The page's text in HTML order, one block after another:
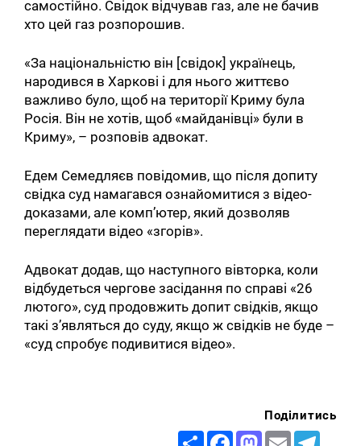
самостійно. Свідок відчував газ, але не бачив
хто цей газ розпорошив.
«За національністю він [свідок] українець,
народився в Харкові і для нього життєво
важливо було, щоб на території Криму була
Росія. Він не хотів, щоб «майданівці» були в
Криму», – розповів адвокат.
Едем Семедляєв повідомив, що після допиту
свідка суд намагався ознайомитися з відео-
доказами, але комп’ютер, який дозволяв
переглядати відео «згорів».
Адвокат додав, що наступного вівторка, коли
відбудеться чергове засідання по справі «26
лютого», суд продовжить допит свідків, якщо
такі з’являться до суду, якщо ж свідків не буде –
«суд спробує подивитися відео».
Поділитись
Share FacebookMastodon
Email